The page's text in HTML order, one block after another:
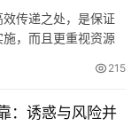
传递之处，是保证
，而且更重视资源
215
：诱惑与风险并